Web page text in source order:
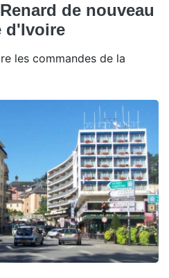
de nouveau
d'Ivoire
les commandes de la